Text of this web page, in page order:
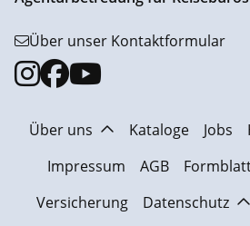
Über unser Kontaktformular
Über uns Kataloge Jobs
Impressum
AGB
Versicherung
Datenschutz